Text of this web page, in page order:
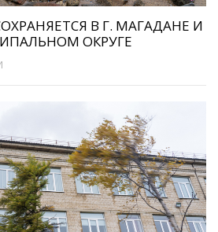
В Г. МАГАДАНЕ И
ОКРУГЕ